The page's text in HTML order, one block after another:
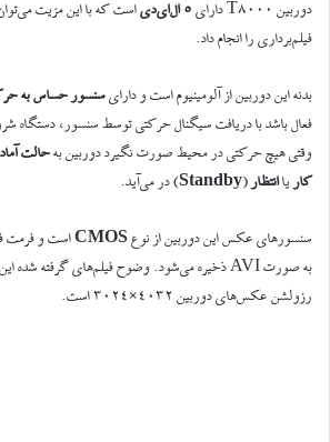
دوربین T8000 دارای
۵ ال‌ای‌دی
است که با این مزیت
فیلم‌برداری را انجام داد.
بدنه این دوربین از آلومینیوم است و دارایسنسور حساس به
فعال باشد با دریافت سیگنال حرکتی توسط سنسور، دستگاه
وقتی هیچ حرکتی در محیط صورت نگیرد دوربین بهحالت
کار یاانتظار (
Standby) در می‌آید.
سنسورهای عکس این دوربین از نوعCMOSاست و فرمت
رزولشن عکس‌های دوربین ۴۰۳۲×۳۰۲۴ است.